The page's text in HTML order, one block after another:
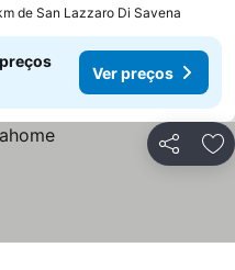
de San Lazzaro Di Savena
Ver preços
Partilhar